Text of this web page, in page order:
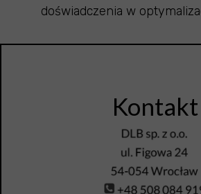
doświadczenia w
Kontakt